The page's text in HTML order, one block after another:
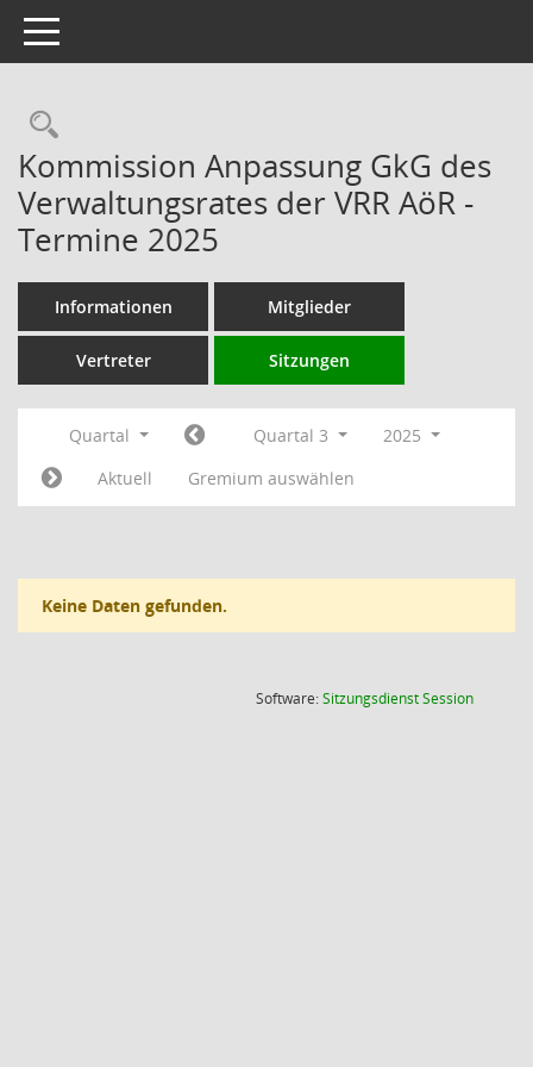
Toggle navigation
Rechercheauswahl
Kommission Anpassung GkG des
Verwaltungsrates der VRR AöR -
Termine 2025
Informationen Mitglieder
Vertreter Sitzungen
Quartal Quartal 3
2025
Aktuell
Gremium auswählen
Keine Daten gefunden.
Software:SitzungsdienstSession(Wird in